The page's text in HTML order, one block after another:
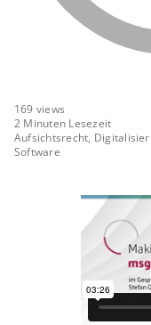
169 views
2 Minuten Lesezeit
Aufsichtsrecht,
Software